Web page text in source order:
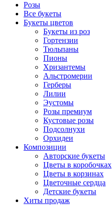
Розы
Все букеты
Букеты цветов
Букеты из роз
Гортензии
Тюльпаны
Пионы
Хризантемы
Альстромерии
Герберы
Лилии
Эустомы
Розы премиум
Кустовые розы
Подсолнухи
Орхидеи
Композиции
Авторские букеты
Цветы в коробочках
Цветы в корзинах
Цветочные сердца
Детские букеты
Хиты продаж